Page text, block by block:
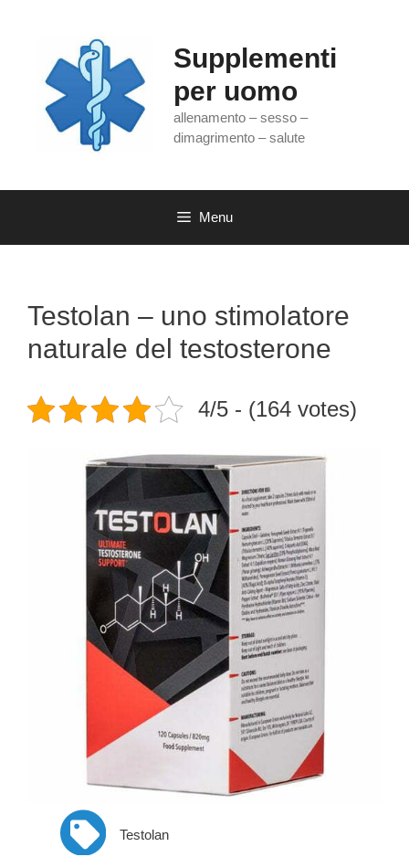
Supplementi
per uomo
allenamento – sesso –
dimagrimento – salute
Menu
Testolan – uno stimolatore
naturale del testosterone
4/5 - (164 votes)
Testolan